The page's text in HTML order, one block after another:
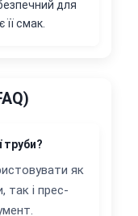
для
її смак.
труби?
як
так і прес-